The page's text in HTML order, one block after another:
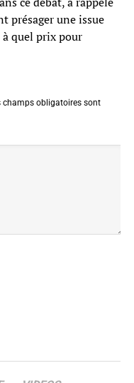
présager une issue
à quel prix pour
champs obligatoires sont